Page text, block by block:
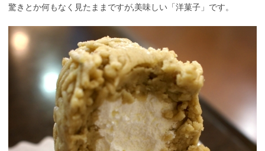
驚きとか何もなく見たままですが,美味しい「洋菓子」です。